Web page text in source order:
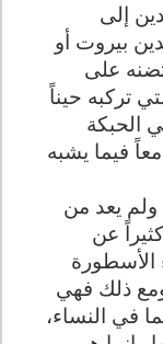
إلى
بيروت أو
على
تركبه حيناً
الحبكة
معاً فيما يشبه
ولم يعد من
عن
الأسطورة
ذلك فهي
في النساء،